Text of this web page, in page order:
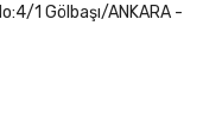
1 Gölbaşı/ANKARA -